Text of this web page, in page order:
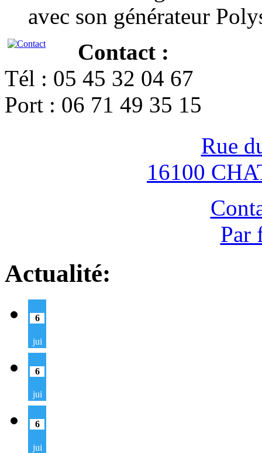
avec son générateur
Contact :
Tél : 05 45 32 04 67
Port : 06 71 49 35 15
Rue
16100
Par
Actualité:
6
jui
6
jui
6
jui